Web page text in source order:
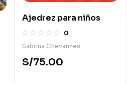
Ajedrez para niños
0
Sabrina Chevannes
S/75.00